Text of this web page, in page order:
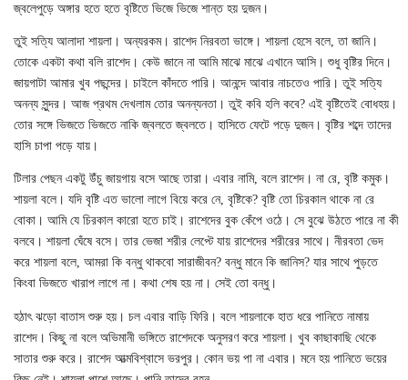
জ্বলেপুড়ে অঙ্গার হতে হতে বৃষ্টিতে ভিজে ভিজে শান্ত হয় দুজন।
তুই সত্যি আলাদা শায়লা। অন্যরকম। রাশেদ নিরবতা ভাঙ্গে। শায়লা হেসে বলে, তা জানি।
তোকে একটা কথা বলি রাশেদ। কেউ জানে না আমি মাঝে মাঝে এখানে আসি। শুধু বৃষ্টির দিনে।
জায়গাটা আমার খুব পছন্দের। চাইলে কাঁদতে পারি। আনন্দে আবার নাচতেও পারি। তুই সত্যি
অনন্য সুন্দর। আজ প্রথম দেখলাম তোর অনন্যনতা। তুই কবি হলি কবে? এই বৃষ্টিতেই বোধহয়।
তোর সঙ্গে ভিজতে ভিজতে নাকি জ্বলতে জ্বলতে। হাসিতে ফেটে পড়ে দুজন। বৃষ্টির শব্দে তাদের
হাসি চাপা পড়ে যায়।
টিলার পেছন একটু উঁচু জায়গায় বসে আছে তারা। এবার নামি, বলে রাশেদ। না রে, বৃষ্টি কমুক।
শায়লা বলে। যদি বৃষ্টি এত ভালো লাগে বিয়ে করে নে, বৃষ্টিকে? বৃষ্টি তো চিরকাল থাকে না রে
বোকা। আমি যে চিরকাল কারো হতে চাই। রাশেদের বুক কেঁপে ওঠে। সে বুঝে উঠতে পারে না কী
বলবে। শায়লা ঘেঁষে বসে। তার ভেজা শরীর লেপ্টে যায় রাশেদের শরীরের সাথে। নীরবতা ভেদ
করে শায়লা বলে, আমরা কি বন্ধু থাকবো সারাজীবন? বন্ধু মানে কি জানিস? যার সাথে পুড়তে
কিংবা ভিজতে খারাপ লাগে না। কথা শেষ হয় না। সেই তো বন্ধু।
হঠাৎ ঝড়ো বাতাস শুরু হয়। চল এবার বাড়ি ফিরি। বলে শায়লাকে হাত ধরে পানিতে নামায়
রাশেদ। কিছু না বলে অভিমানী ভঙ্গিতে রাশেদকে অনুসরণ করে শায়লা। খুব কাছাকাছি থেকে
সাতার শুরু করে। রাশেদ আত্মবিশ্বাসে ভরপুর। কোন ভয় পা না এবার। মনে হয় পানিতে ভয়ের